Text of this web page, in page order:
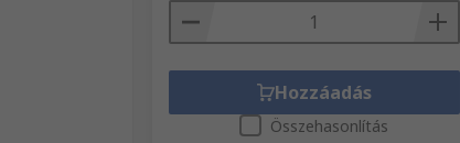
Hozzáadás
Összehasonlítás